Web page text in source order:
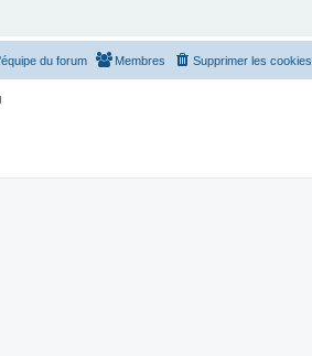
Supprimer les cookies
Membres
du forum